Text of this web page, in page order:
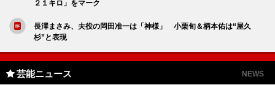
２１キロ」をマーク
長澤まさみ、夫役の岡田准一は「神様」 小栗旬＆柄本佑は“屋久
杉”と表現
芸能ニュース NEWS